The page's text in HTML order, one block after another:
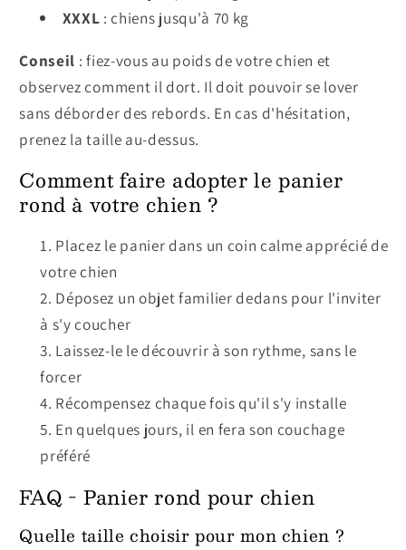
XXXL : chiens jusqu'à 70 kg
Conseil : fiez-vous au poids de votre chien et
observez comment il dort. Il doit pouvoir se lover
sans déborder des rebords. En cas d'hésitation,
prenez la taille au-dessus.
Comment faire adopter le panier
rond à votre chien ?
Placez le panier dans un coin calme apprécié de
votre chien
Déposez un objet familier dedans pour l'inviter
à s'y coucher
Laissez-le le découvrir à son rythme, sans le
forcer
Récompensez chaque fois qu'il s'y installe
En quelques jours, il en fera son couchage
préféré
FAQ - Panier rond pour chien
Quelle taille choisir pour mon chien ?